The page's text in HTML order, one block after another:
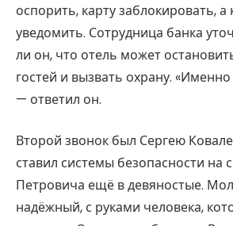
оспорить, карту заблокировать, а
уведомить. Сотрудница банка
ли он, что отель может
гостей и вызвать охрану.
— ответил он.
Второй звонок был Сергею
ставил системы безопасности на
Петровича ещё в девяностые.
надёжный, с руками человека,